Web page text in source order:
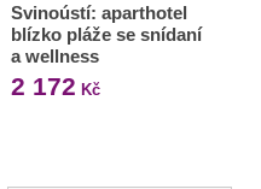
Svinoústí: aparthotel
blízko pláže se snídaní
a wellness
2 172 Kč